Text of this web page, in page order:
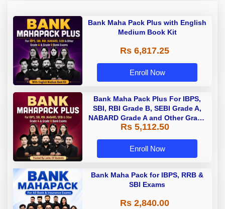
Bank Maha Pack Plus with English
Medium Book Kit
Rs 6,817.25
Enroll Now
Bank Maha Pack Plus For IBPS,
SBI, RBI Grade B, SEBI Grade A,
NABARD Grade A and Other Grade
A & Grade B Bank Exams
Rs 5,112.50
Enroll Now
Bank Maha Pack for IBPS, RRB &
SBI Exams
Rs 2,840.00